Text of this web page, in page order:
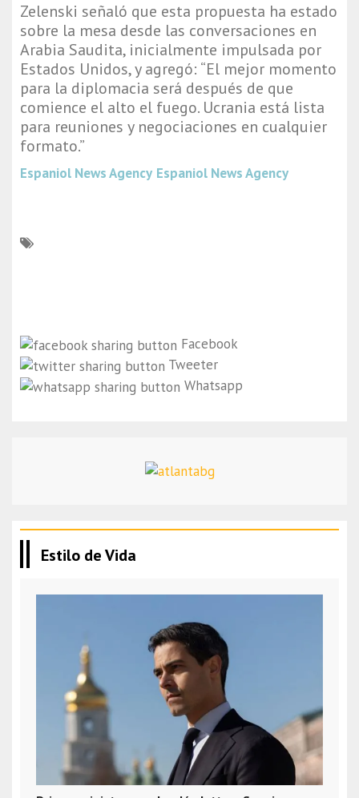
Zelenski señaló que esta propuesta ha estado
sobre la mesa desde las conversaciones en
Arabia Saudita, inicialmente impulsada por
Estados Unidos, y agregó: “El mejor momento
para la diplomacia será después de que
comience el alto el fuego. Ucrania está lista
para reuniones y negociaciones en cualquier
formato.”
Espaniol News Agency Espaniol News Agency
Facebook
Tweeter
Whatsapp
Estilo de Vida